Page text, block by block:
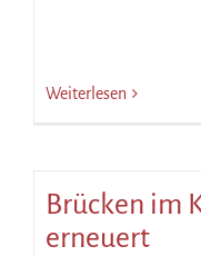
Weiterlesen
Brücken im
erneuert